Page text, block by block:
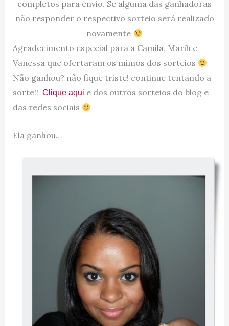
completos para envio. Se alguma das ganhadoras
não responder o respectivo sorteio será realizado
novamente
Agradecimento especial para a Camila, Marih e
Vanessa que ofertaram os mimos dos sorteios
Não ganhou? não fique triste! continue tentando a
sorte!! Clique aqui e dos outros sorteios do blog e
das redes sociais
Ela ganhou…